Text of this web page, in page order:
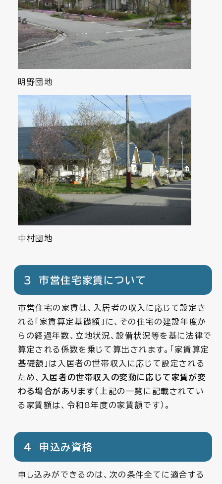
明野団地
中村団地
３ 市営住宅家賃について
市営住宅の家賃は、入居者の収入に応じて設定さ
れる「家賃算定基礎額」に、その住宅の建設年度か
らの経過年数、立地状況、設備状況等を基に法律で
算定される係数を乗じて算出されます。「家賃算定
基礎額」は入居者の世帯収入に応じて設定される
ため、
入居者の世帯収入の変動に応じて家賃が変
わる場合があります （上記の一覧に記載されてい
る家賃額は、令和8年度の家賃額です）。
４ 申込み資格
申し込みができるのは、次の条件全てに適合する